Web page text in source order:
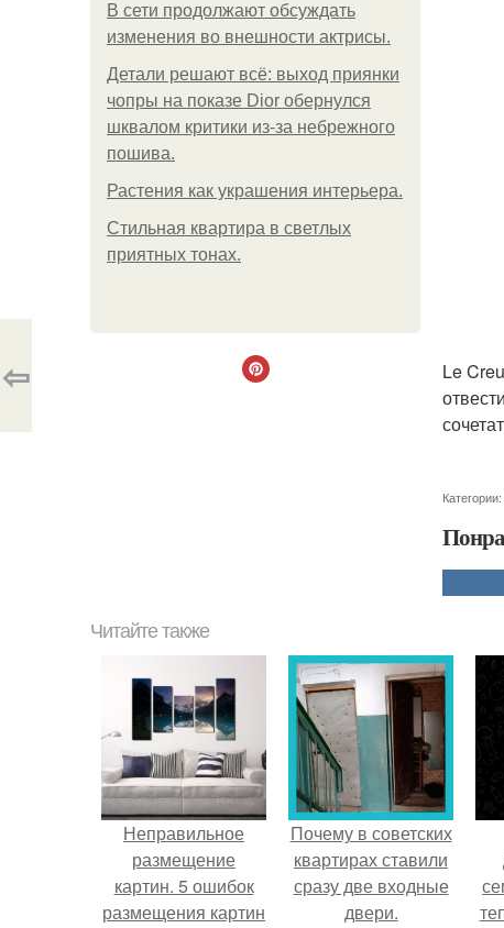
В сети продолжают обсуждать
изменения во внешности актрисы.
Детали решают всё: выход приянки
чопры на показе Dior обернулся
шквалом критики из-за небрежного
пошива.
Растения как украшения интерьера.
Стильная квартира в светлых
приятных тонах.
Le
Категории:
⇦
Читайте также
Неправильное
размещение
картин. 5 ошибок
размещения картин
Почему в советских
квартирах ставили
сразу две входные
двери.